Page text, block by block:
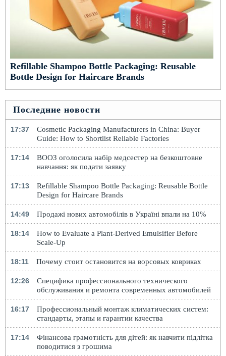
Refillable Shampoo Bottle Packaging: Reusable
Bottle Design for Haircare Brands
Последние новости
17:37
Cosmetic Packaging Manufacturers in China: Buyer
Guide: How to Shortlist Reliable Factories
17:14
ВООЗ оголосила набір медсестер на безкоштовне
навчання: як подати заявку
17:13
Refillable Shampoo Bottle Packaging: Reusable Bottle
Design for Haircare Brands
14:49 Продажі нових автомобілів в Україні впали на 10%
18:14
How to Evaluate a Plant-Derived Emulsifier Before
Scale-Up
18:11 Почему стоит остановится на ворсовых ковриках
12:26
Специфика профессионального технического
обслуживания и ремонта современных автомобилей
16:17
Профессиональный монтаж климатических систем:
стандарты, этапы и гарантии качества
17:14
Фінансова грамотність для дітей: як навчити підлітка
поводитися з грошима